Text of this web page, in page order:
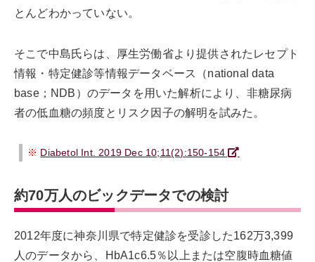
とんどわかっていない。
そこで中島氏らは、厚生労働省より提供されたレセプト
情報・特定健診等情報データベース（national data
base；NDB）のデータを用いた解析により、非糖尿病
者の低血糖の頻度とリスク因子の解明を試みた。
※ Diabetol Int. 2019 Dec 10;11(2):150-154
約70万人のビックデータでの検討
2012年度に神奈川県で特定健診を受診した162万3,399
人のデータから、HbA1c6.5％以上または空腹時血糖値